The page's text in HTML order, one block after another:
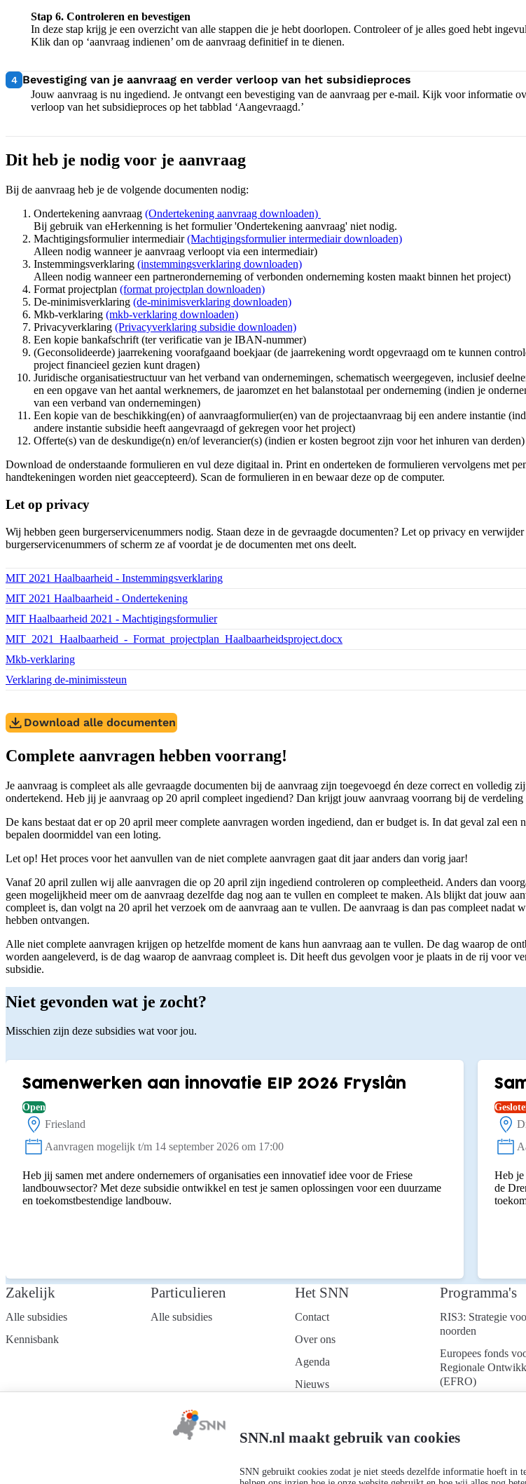
SNN.nl maakt gebruik van cookies
SNN gebruikt cookies zodat je niet steeds dezelfde informatie hoeft in
Stap 6. Controleren en bevestigen
In deze stap krijg je een overzicht van alle stappen die je hebt doorlopen. Controleer of je alles goed hebt
Klik dan op ‘aanvraag indienen’ om de aanvraag definitief in te dienen.
4
4: Bevestiging van je aanvraag en verder verloop van het subsidieproces
Jouw aanvraag is nu ingediend. Je ontvangt een bevestiging van de aanvraag per e-mail. Kijk voor informatie
verloop van het subsidieproces op het tabblad ‘Aangevraagd.’
Dit heb je nodig voor je aanvraag
Bij de aanvraag heb je de volgende documenten nodig:
Ondertekening aanvraag (Ondertekening aanvraag downloaden)
Bij gebruik van eHerkenning is het formulier 'Ondertekening aanvraag' niet nodig.
Machtigingsformulier intermediair(Machtigingsformulier intermediair downloaden)
Alleen nodig wanneer je aanvraag verloopt via een intermediair)
Instemmingsverklaring (instemmingsverklaring downloaden)
Alleen nodig wanneer een partneronderneming of verbonden onderneming kosten maakt binnen het project)
Format projectplan (format projectplan downloaden)
De-minimisverklaring (de-minimisverklaring downloaden)
Mkb-verklaring (mkb-verklaring downloaden)
Privacyverklaring (Privacyverklaring subsidie downloaden)
Een kopie bankafschrift (ter verificatie van je IBAN-nummer)
(Geconsolideerde) jaarrekening voorafgaand boekjaar (de jaarrekening wordt opgevraagd om te kunnen
project financieel gezien kunt dragen)
Juridische organisatiestructuur van het verband van ondernemingen, schematisch weergegeven, inclusief
en een opgave van het aantal werknemers, de jaaromzet en het balanstotaal per onderneming (indien je
van een verband van ondernemingen)
Een kopie van de beschikking(en) of aanvraagformulier(en) van de projectaanvraag bij een andere instantie
andere instantie subsidie heeft aangevraagd of gekregen voor het project)
Offerte(s) van de deskundige(n) en/of leverancier(s) (indien er kosten begroot zijn voor het inhuren van derden)
Download de onderstaande formulieren en vul deze digitaal in. Print en onderteken de formulieren vervolgens met
handtekeningen worden niet geaccepteerd). Scan de formulieren in en bewaar deze op de computer.
Let op privacy
Wij hebben geen burgerservicenummers nodig. Staan deze in de gevraagde documenten? Let op privacy en verwijder
burgerservicenummers of scherm ze af voordat je de documenten met ons deelt.
Download bestand:
MIT 2021 Haalbaarheid - Instemmingsverklaring
Download bestand:
MIT 2021 Haalbaarheid - Ondertekening
Download bestand:
MIT Haalbaarheid 2021 - Machtigingsformulier(PDF)
Download bestand:
MIT_2021_Haalbaarheid_-_Format_projectplan_Haalbaarheidsproject.docx
Download bestand:
Mkb-verklaring
Download bestand:
Verklaring de-minimissteun
Download alle documenten
Complete aanvragen hebben voorrang!
Je aanvraag is compleet als alle gevraagde documenten bij de aanvraag zijn toegevoegd én deze correct en volledig
ondertekend. Heb jij je aanvraag op 20 april compleet ingediend? Dan krijgt jouw aanvraag voorrang bij de verdeling
De kans bestaat dat er op 20 april meer complete aanvragen worden ingediend, dan er budget is. In dat geval zal een
bepalen doormiddel van een loting.
Let op! Het proces voor het aanvullen van de niet complete aanvragen gaat dit jaar anders dan vorig jaar!
Vanaf 20 april zullen wij alle aanvragen die op 20 april zijn ingediend controleren op compleetheid. Anders dan
geen mogelijkheid meer om de aanvraag dezelfde dag nog aan te vullen en compleet te maken. Als blijkt dat jouw
compleet is, dan volgt na 20 april het verzoek om de aanvraag aan te vullen. De aanvraag is dan pas compleet nadat
hebben ontvangen.
Alle niet complete aanvragen krijgen op hetzelfde moment de kans hun aanvraag aan te vullen. De dag waarop de
worden aangeleverd, is de dag waarop de aanvraag compleet is. Dit heeft dus gevolgen voor je plaats in de rij voor
subsidie.
Niet gevonden wat je zocht?
Misschien zijn deze subsidies wat voor jou.
Samenwerken aan innovatie EIP 2026 Fryslân
Open
Locatie:
Friesland
Status:
Aanvragen mogelijk t/m 14 september 2026 om 17:00
Heb jij samen met andere ondernemers of organisaties een innovatief idee voor de Friese
landbouwsector? Met deze subsidie ontwikkel en test je samen oplossingen voor een duurzame
en toekomstbestendige landbouw.
Heb je
de
Zakelijk
Alle subsidies
Kennisbank
Particulieren
Alle subsidies
Het SNN
Contact
Over ons
Agenda
Nieuws
Meld je aan voor onze
nieuwsbrief
Programma's
RIS3: Strategie
noorden
Europees fonds
Regionale
(EFRO)
Gemeenschappelijk